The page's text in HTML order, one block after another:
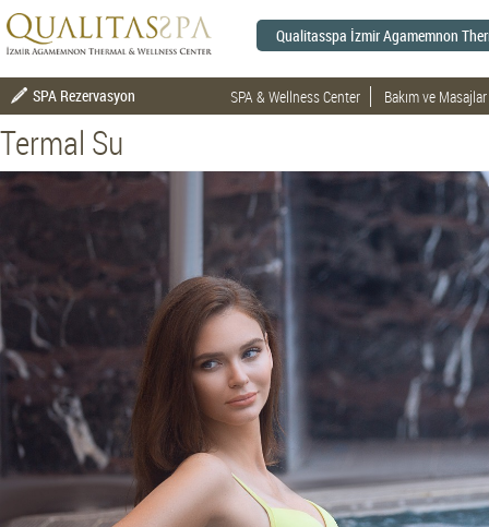
Qualitasspa İzmir Agamemnon
SPA Rezervasyon SPA & Wellness Center Bakım ve Masajlar
Termal Su